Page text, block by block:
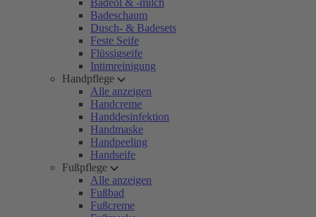
Badeöl & -milch
Badeschaum
Dusch- & Badesets
Feste Seife
Flüssigseife
Intimreinigung
Handpflege
Alle anzeigen
Handcreme
Handdesinfektion
Handmaske
Handpeeling
Handseife
Fußpflege
Alle anzeigen
Fußbad
Fußcreme